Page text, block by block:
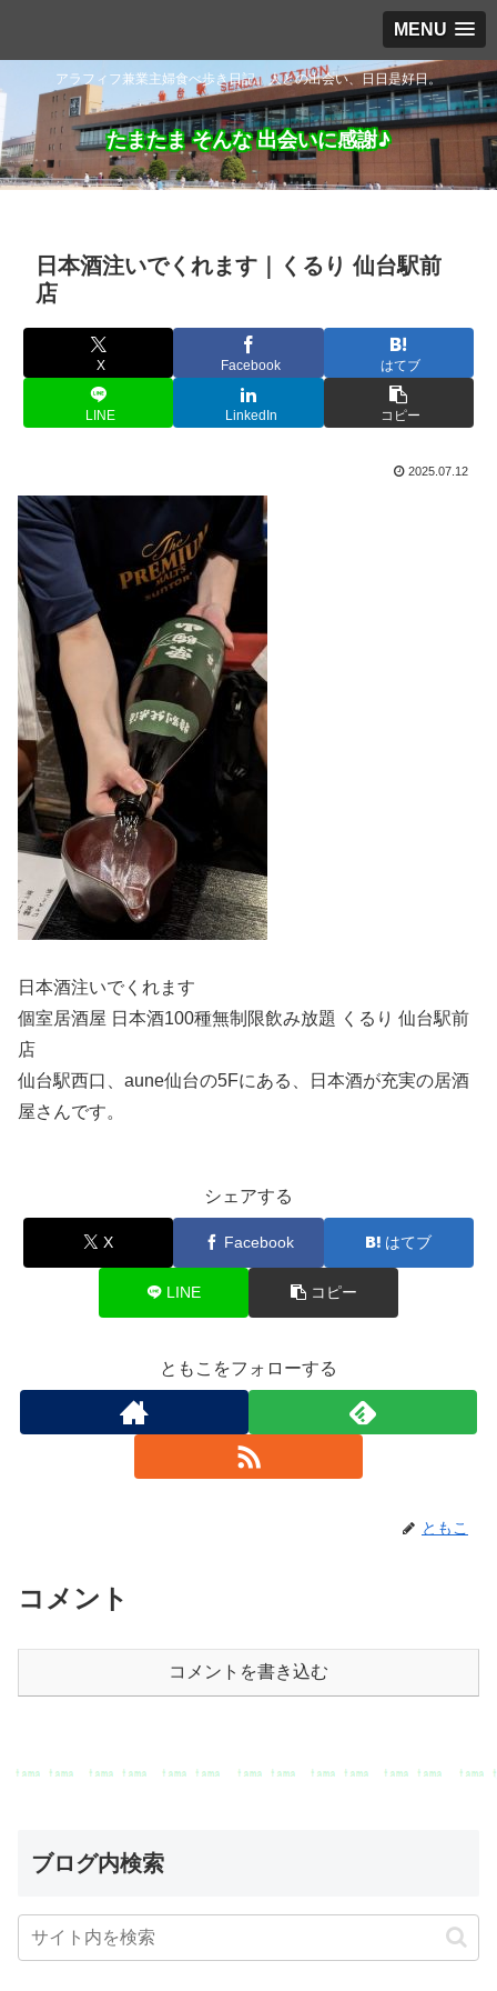
MENU
アラフィフ兼業主婦食べ歩き日記。人との出会い、日日是好日。
たまたま そんな 出会いに感謝♪
日本酒注いでくれます｜くるり 仙台駅前
店
X Facebook はてブ
LINE LinkedIn コピー
2025.07.12
日本酒注いでくれます
個室居酒屋 日本酒100種無制限飲み放題 くるり 仙台駅前
店
仙台駅西口、aune仙台の5Fにある、日本酒が充実の居酒
屋さんです。
シェアする
X Facebook はてブ
LINE コピー
ともこをフォローする
ともこ
コメント
コメントを書き込む
ブログ内検索